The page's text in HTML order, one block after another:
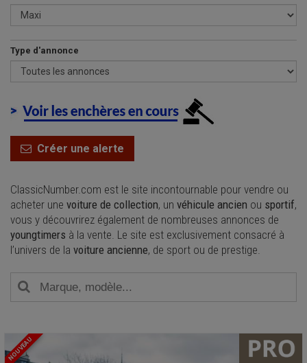
Type d'annonce
Créer une alerte
ClassicNumber.com est le site incontournable pour vendre ou
acheter une voiture de collection, un véhicule ancien ou sportif,
vous y découvrirez également de nombreuses annonces de
youngtimers à la vente. Le site est exclusivement consacré à
l’univers de la voiture ancienne, de sport ou de prestige.
NOUVEAU